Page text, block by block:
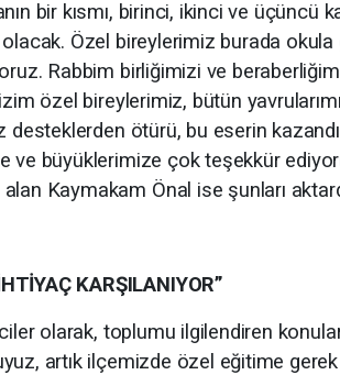
bir kısmı, birinci, ikinci ve
olacak. Özel bireylerimiz burada
Rabbim birliğimizi ve
özel bireylerimiz, bütün
desteklerden ötürü, bu eserin
ve büyüklerimize çok teşekkür
Kaymakam Önal ise şunları
KARŞILANIYOR”
olarak, toplumu ilgilendiren
artık ilçemizde özel eğitime gerek